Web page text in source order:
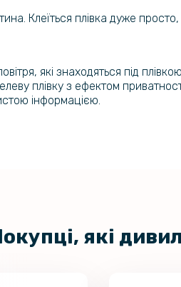
Клеїться плівка дуже
які знаходяться під
плівку з ефектом
інформацією.
які